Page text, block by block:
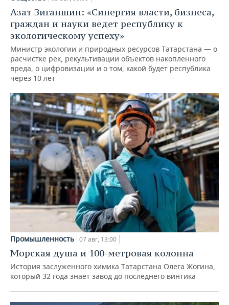
Азат Зиганшин: «Синергия власти, бизнеса,
граждан и науки ведет республику к
экологическому успеху»
Министр экологии и природных ресурсов Татарстана — о
расчистке рек, рекультивации объектов накопленного
вреда, о цифровизации и о том, какой будет республика
через 10 лет
Промышленность 07 авг, 13:00
Морская душа и 100-метровая колонна
История заслуженного химика Татарстана Олега Жогина,
который 32 года знает завод до последнего винтика